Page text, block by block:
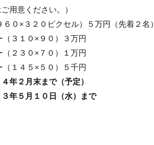
用意ください。）
０×３２０ピクセル）５万円（先着２名）
３１０×９０）３万円
２３０×７０）１万円
１４５×５０）５千円
年２月末まで（予定）
年５月１０日（水）まで